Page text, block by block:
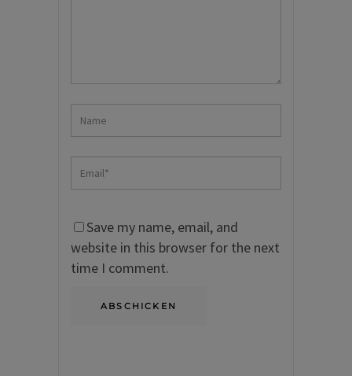
Save my name, email, and
website in this browser for the next
time I comment.